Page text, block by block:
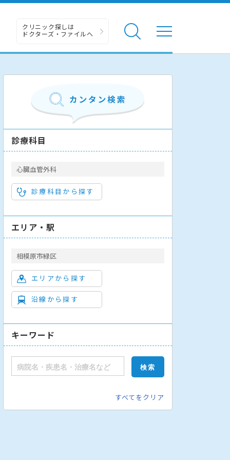
クリニック探しは
ドクターズ・ファイルへ
診療科目
心臓血管外科
診療科目から探す
エリア・駅
相模原市緑区
エリアから探す
沿線から探す
キーワード
すべてをクリア